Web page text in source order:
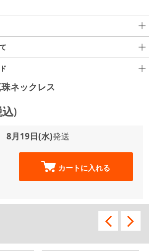
ネックレス
)
8月19日(水)発送
カートに入れる